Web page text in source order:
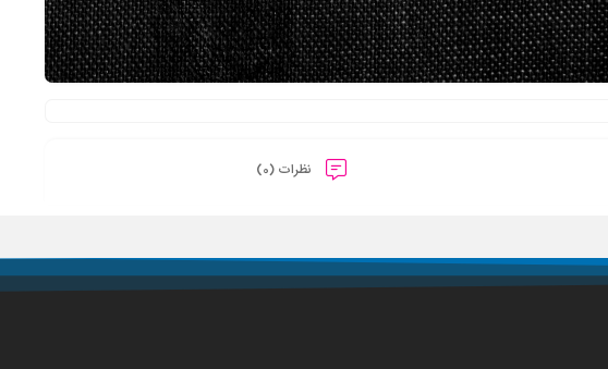
نظرات (0)